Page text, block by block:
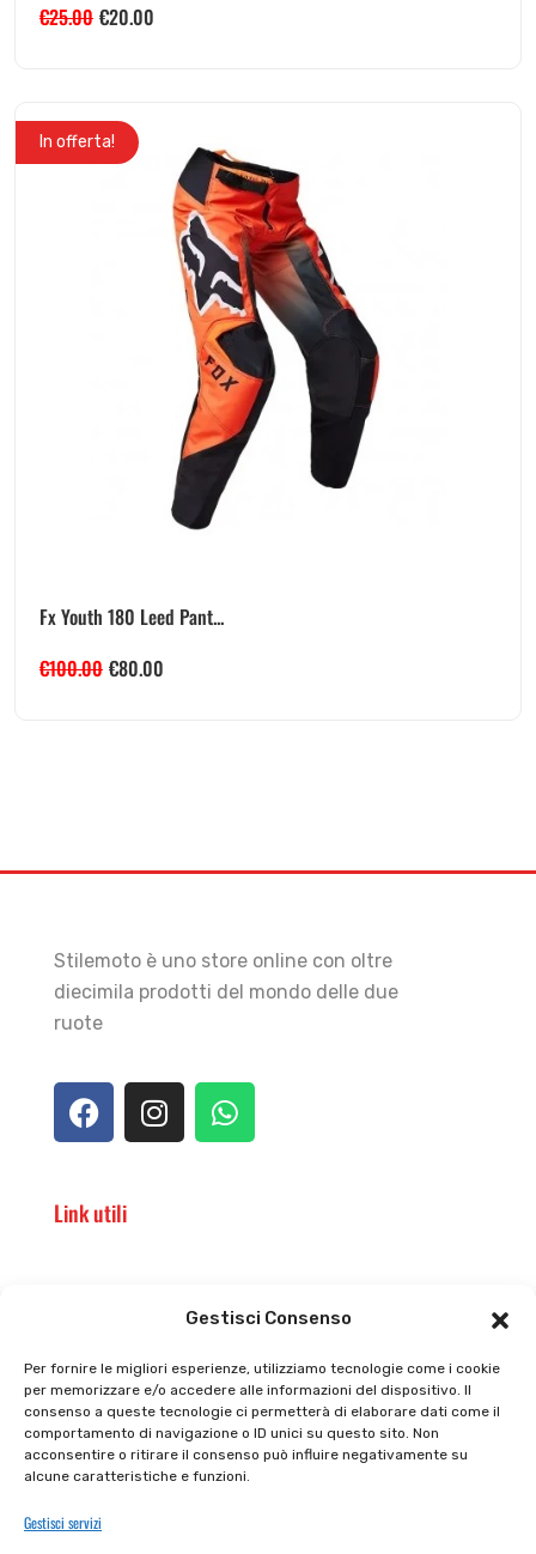
Gestisci Consenso
Per fornire le migliori esperienze, utilizziamo tecnologie come i cookie
per memorizzare e/o accedere alle informazioni del dispositivo. Il
consenso a queste tecnologie ci permetterà di elaborare dati come il
comportamento di navigazione o ID unici su questo sito. Non
acconsentire o ritirare il consenso può influire negativamente su
alcune caratteristiche e funzioni.
Gestisci servizi
€25.00 €20.00
In offerta!
Fx Youth 180 Leed Pant...
€100.00 €80.00
Stilemoto è uno store online con oltre
diecimila prodotti del mondo delle due
ruote
Link utili
Privacy policy
Cookie policy
Tutti prodotti
Termini e condizioni